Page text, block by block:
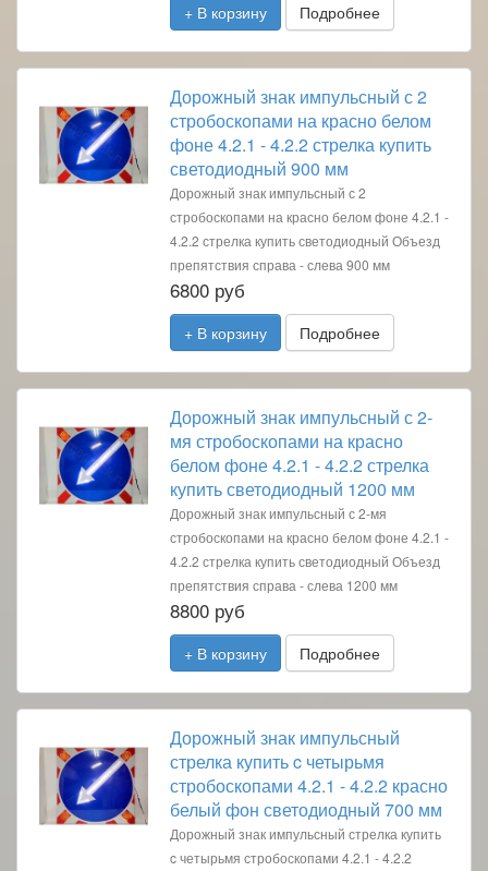
+ В корзину Подробнее
Дорожный знак импульсный с 2
стробоскопами на красно белом
фоне 4.2.1 - 4.2.2 стрелка купить
светодиодный 900 мм
Дорожный знак импульсный с 2
стробоскопами на красно белом фоне 4.2.1 -
4.2.2 стрелка купить светодиодный Объезд
препятствия справа - слева 900 мм
6800 руб
+ В корзину Подробнее
Дорожный знак импульсный с 2-
мя стробоскопами на красно
белом фоне 4.2.1 - 4.2.2 стрелка
купить светодиодный 1200 мм
Дорожный знак импульсный с 2-мя
стробоскопами на красно белом фоне 4.2.1 -
4.2.2 стрелка купить светодиодный Объезд
препятствия справа - слева 1200 мм
8800 руб
+ В корзину Подробнее
Дорожный знак импульсный
стрелка купить c четырьмя
стробоскопами 4.2.1 - 4.2.2 красно
белый фон светодиодный 700 мм
Дорожный знак импульсный стрелка купить
c четырьмя стробоскопами 4.2.1 - 4.2.2